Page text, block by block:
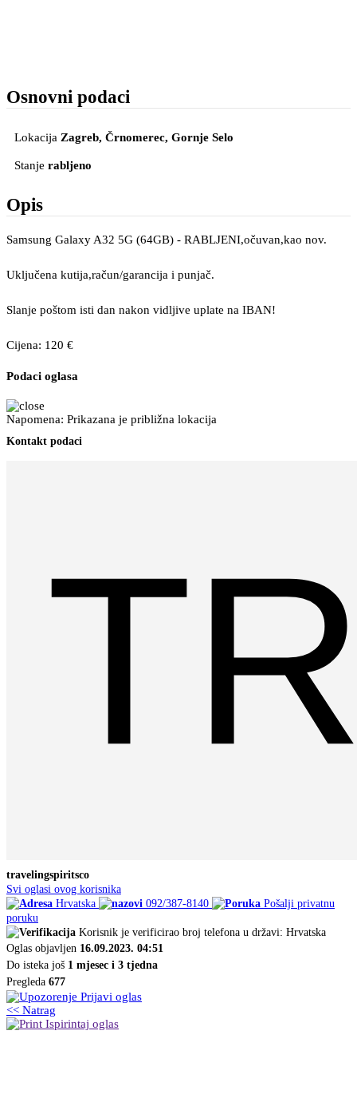
Osnovni podaci
Lokacija Zagreb, Črnomerec, Gornje Selo
Stanje rabljeno
Opis
Samsung Galaxy A32 5G (64GB) - RABLJENI,očuvan,kao nov.
Uključena kutija,račun/garancija i punjač.
Slanje poštom isti dan nakon vidljive uplate na IBAN!
Cijena: 120 €
Podaci oglasa
Napomena: Prikazana je približna lokacija
Kontakt podaci
travelingspiritsco
Svi oglasi ovog korisnika
Hrvatska
092/387-8140
Pošalji privatnu
poruku
Korisnik je verificirao broj telefona u državi: Hrvatska
Oglas objavljen 16.09.2023. 04:51
Do isteka još 1 mjesec i 3 tjedna
Pregleda 677
Prijavi oglas
<< Natrag
Ispirintaj oglas